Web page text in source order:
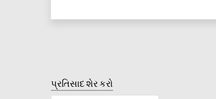
પ્રતિસાદ શેર કરો